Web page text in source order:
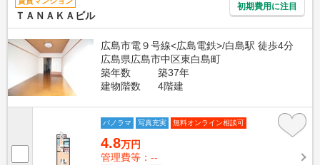
ＴＡＮＡＫＡビル
初期費用に注目
広島市電９号線<広島電鉄>/白島駅 徒歩4分
広島県広島市中区東白島町
築年数
築37年
建物階数
4階建
パノラマ 写真充実 無料オンライン相談可
4.8万円
管理費等：--